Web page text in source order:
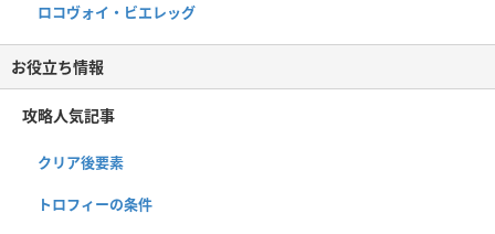
ロコヴォイ・ビエレッグ
お役立ち情報
攻略人気記事
クリア後要素
トロフィーの条件